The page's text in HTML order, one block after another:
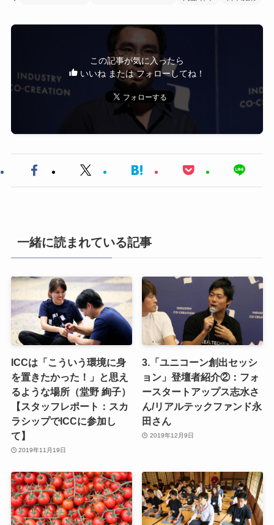
この記事が気に入ったら
いいね または フォローしてね！
一緒に読まれている記事
ICCは「こういう環境に身
を置きたかった！」と思え
るような場所（堂野 絢子）
【スタッフレポート：スカ
ラシップでICCに参加し
て】
2019年11月19日
3.「ユニコーン創出セッシ
ョン」登壇者紹介②：フォ
ースタートアップス志水さ
ん/リアルテックファンド永
田さん
2019年12月9日